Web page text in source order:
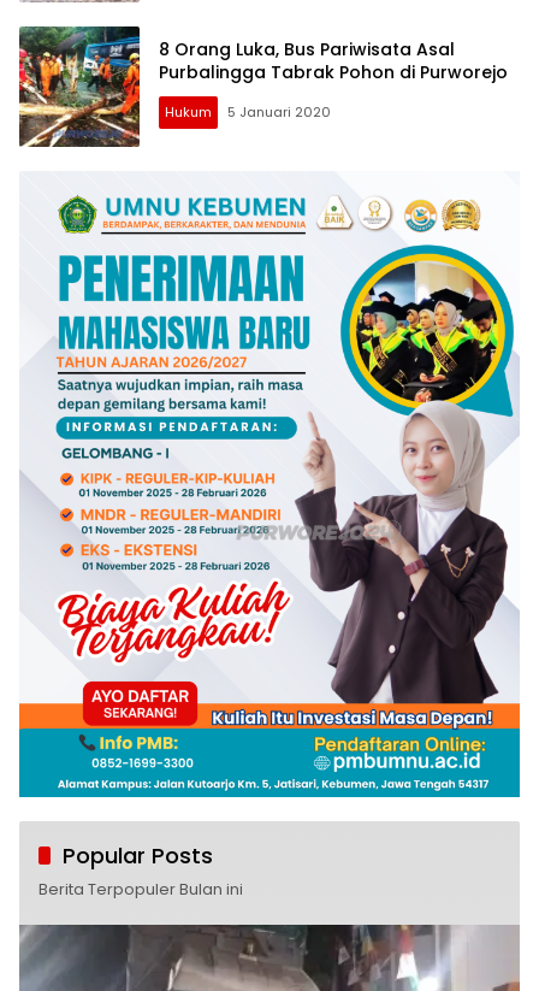
8 Orang Luka, Bus Pariwisata Asal
Purbalingga Tabrak Pohon di Purworejo
Hukum 5 Januari 2020
Popular Posts
Berita Terpopuler Bulan ini